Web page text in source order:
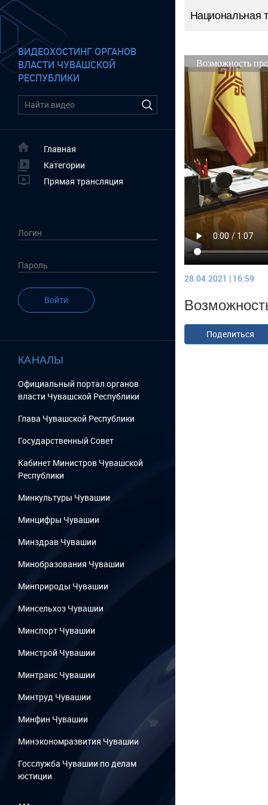
ВИДЕОХОСТИНГ ОРГАНОВ
ВЛАСТИ ЧУВАШСКОЙ
РЕСПУБЛИКИ
Главная
Категории
Прямая трансляция
Войти
КАНАЛЫ
Официальный портал органов
власти Чувашской Республики
Глава Чувашской Республики
Государственный Cовет
Кабинет Министров Чувашской
Республики
Минкультуры Чувашии
Минцифры Чувашии
Минздрав Чувашии
Минобразования Чувашии
Минприроды Чувашии
Минсельхоз Чувашии
Минспорт Чувашии
Минстрой Чувашии
Минтранс Чувашии
Минтруд Чувашии
Минфин Чувашии
Минэкономразвития Чувашии
Госслужба Чувашии по делам
юстиции
...
Национальная
28.04.2021 | 16:59
Поделиться